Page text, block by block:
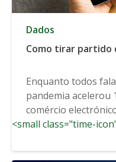
Dados
Como tirar partido
Enquanto todos
pandemia acelerou
comércio
<small class="time-